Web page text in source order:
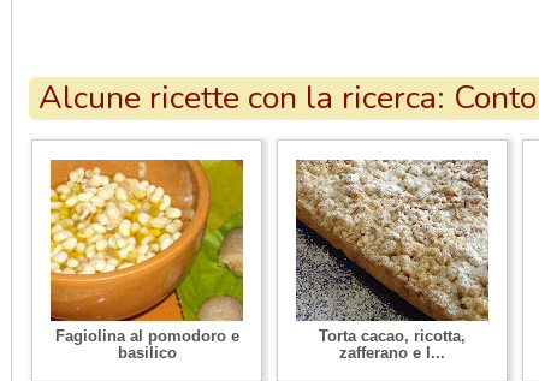
Alcune ricette con la ricerca:
Fagiolina al pomodoro e
basilico
Torta cacao, ricotta,
zafferano e l...